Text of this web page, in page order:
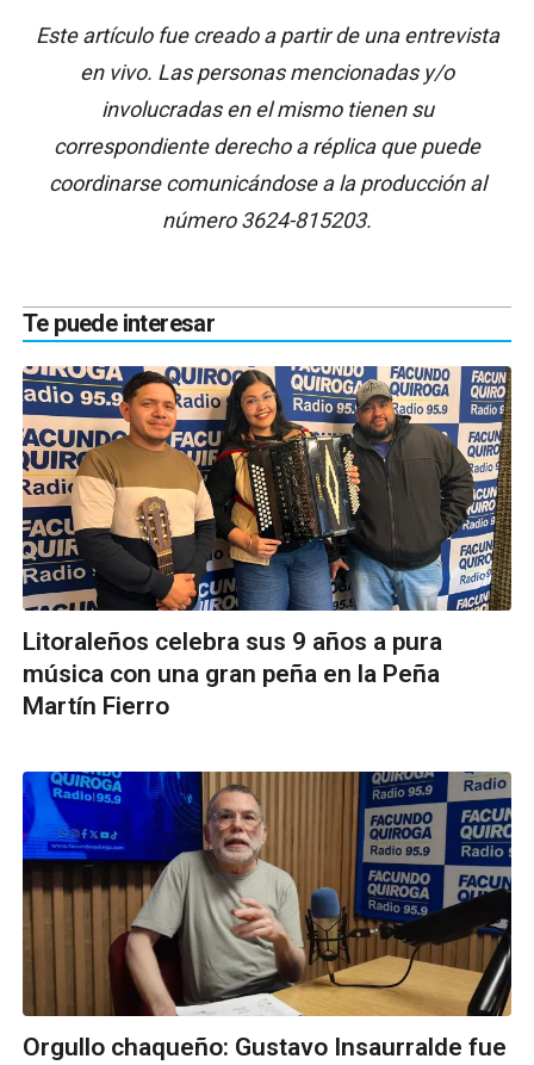
Este artículo fue creado a partir de una entrevista
en vivo. Las personas mencionadas y/o
involucradas en el mismo tienen su
correspondiente derecho a réplica que puede
coordinarse comunicándose a la producción al
número 3624-815203.
Te puede interesar
Litoraleños celebra sus 9 años a pura
música con una gran peña en la Peña
Martín Fierro
Orgullo chaqueño: Gustavo Insaurralde fue